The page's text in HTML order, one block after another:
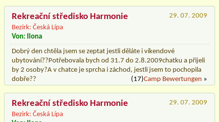
Rekreační středisko Harmonie
Bezirk: Česká Lípa
29. 07. 2009
Von: Ilona
Dobrý den chtěla jsem se zeptat jestli děláte i víkendové
ubytování??Potřebovala bych od 31.7 do 2.8.2009chatku a přijeli
by 2 osoby?A v chatce je sprcha i záchod, jestli jsem to pochopila
dobře??
(17)Camp Bewertungen »
Rekreační středisko Harmonie
Bezirk: Česká Lípa
29. 07. 2009